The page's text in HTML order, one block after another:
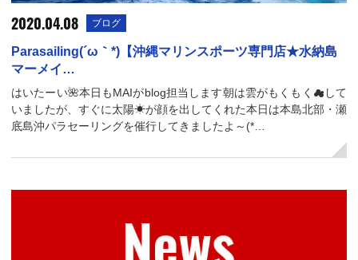
2020.04.08 ブログ
Parasailing(´ω｀*)【沖縄マリンスポーツ専門店★水納島
マーメイ…
はいたーい🌺本日もMAIがblog担当します朝は雲がもくもく☁して
いましたが、すぐに太陽☀が顔を出してくれた本日は本島北部・瀬
底島沖パラセーリングを催行してきましたよ～(*…